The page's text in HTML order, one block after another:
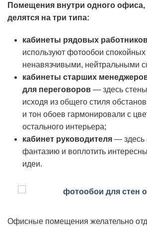
Помещения внутри одного офиса,
делятся на три типа:
кабинеты рядовых
используют фотообои спокойных
ненавязчивыми, нейтральными
кабинеты старших
для переговоров — здесь
исходя из общего стиля
и тон обоев гармонировали с
остального интерьера;
кабинет руководителя — здесь
фантазию и воплотить
идеи.
Офисные помещения желательно